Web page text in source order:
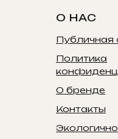
О НАС
Политика
О бренде
Контакты